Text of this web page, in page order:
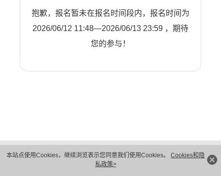
本站点使用Cookies，继续浏览表示您同意我们使用Cookies。 Cookies和隐
私政策>
抱歉，报名暂未在报名时间段内，报名时间为
2026/06/12 11:48—2026/06/13 23:59 ，期待
您的参与！
隐私保护
法律声明